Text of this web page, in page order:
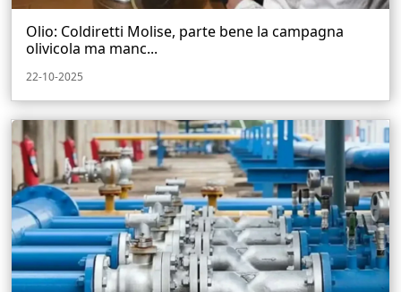
Olio: Coldiretti Molise, parte bene la campagna
olivicola ma manc...
22-10-2025